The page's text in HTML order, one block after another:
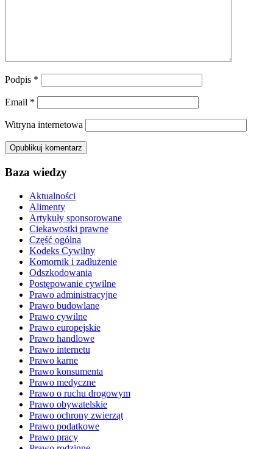
Podpis *
Email *
Witryna internetowa
Baza wiedzy
Aktualności
Alimenty
Artykuły sponsorowane
Ciekawostki prawne
Część ogólna
Kodeks Cywilny
Komornik i zadłużenie
Odszkodowania
Postępowanie cywilne
Prawo administracyjne
Prawo budowlane
Prawo cywilne
Prawo europejskie
Prawo handlowe
Prawo internetu
Prawo karne
Prawo konsumenta
Prawo medyczne
Prawo o ruchu drogowym
Prawo obywatelskie
Prawo ochrony zwierząt
Prawo podatkowe
Prawo pracy